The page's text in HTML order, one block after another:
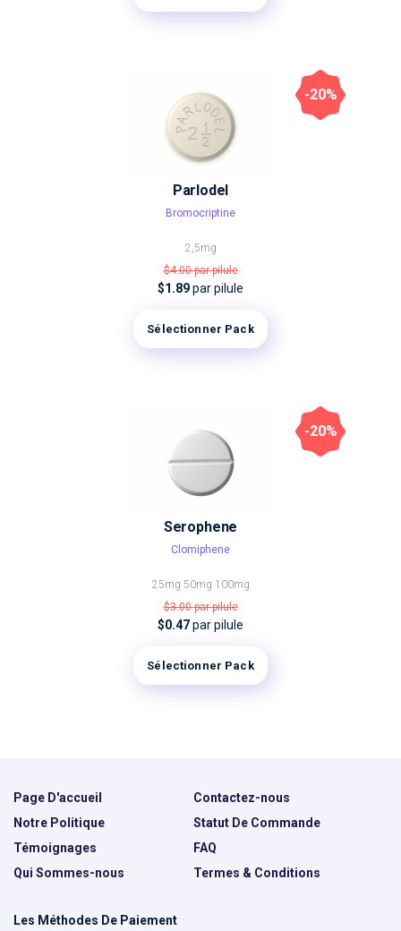
Parlodel
Bromocriptine
2,5mg
$4.00par pilule
$1.89par pilule
Sélectionner Pack
-20%
Serophene
Clomiphene
25mg 50mg 100mg
$3.00par pilule
$0.47par pilule
Sélectionner Pack
-20%
Page D'accueil
Contactez-nous
Notre Politique
Statut De Commande
Témoignages
FAQ
Qui Sommes-nous
Termes & Conditions
Les Méthodes De Paiement